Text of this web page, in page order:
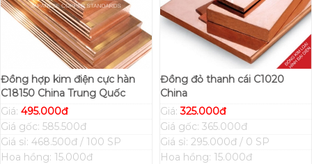
Đồng hợp kim điện cực hàn
C18150 China Trung Quốc
Giá: 495.000đ
Giá gốc: 585.500đ
Giá sỉ: 468.500đ / 100 SP
Hoa hồng: 15.000đ
Đồng đỏ thanh cái C1020
China
Giá:325.000đ
Giá gốc: 365.000đ
Giá sỉ: 295.000đ / 0 SP
Hoa hồng: 15.000đ